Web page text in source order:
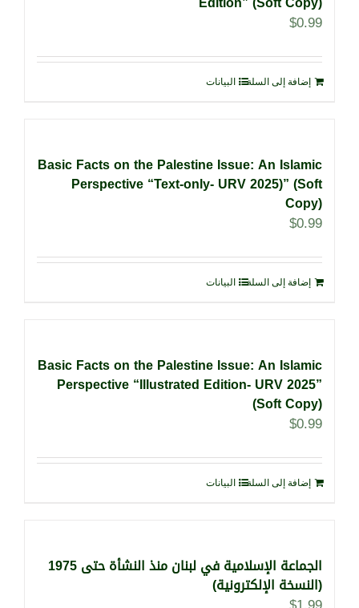
$0.99
إضافة إلى السلة البيانات
Basic Facts on the Palestine Issue: An Islamic
Perspective “Text-only- URV 2025)” (Soft
Copy)
$0.99
إضافة إلى السلة البيانات
Basic Facts on the Palestine Issue: An Islamic
Perspective “Illustrated Edition- URV 2025”
(Soft Copy)
$0.99
إضافة إلى السلة البيانات
الجماعة الإسلامية في لبنان منذ النشأة حتى 1975
(النسخة الإلكترونية)